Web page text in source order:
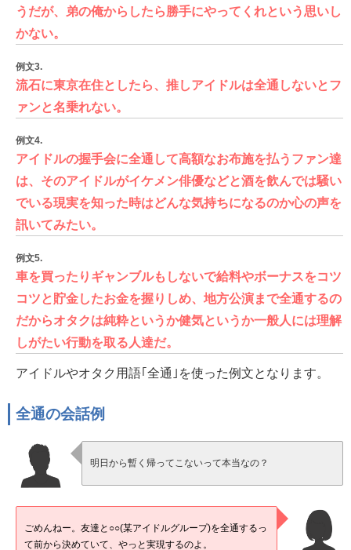
うだが、弟の俺からしたら勝手にやってくれという思いし
かない。
例文3.
流石に東京在住としたら、推しアイドルは全通しないとフ
ァンと名乗れない。
例文4.
アイドルの握手会に全通して高額なお布施を払うファン達
は、そのアイドルがイケメン俳優などと酒を飲んでは騒い
でいる現実を知った時はどんな気持ちになるのか心の声を
訊いてみたい。
例文5.
車を買ったりギャンブルもしないで給料やボーナスをコツ
コツと貯金したお金を握りしめ、地方公演まで全通するの
だからオタクは純粋というか健気というか一般人には理解
しがたい行動を取る人達だ。
アイドルやオタク用語｢全通｣を使った例文となります。
全通の会話例
明日から暫く帰ってこないって本当なの？
ごめんねー。友達と○○(某アイドルグループ)を全通するっ
て前から決めていて、やっと実現するのよ。